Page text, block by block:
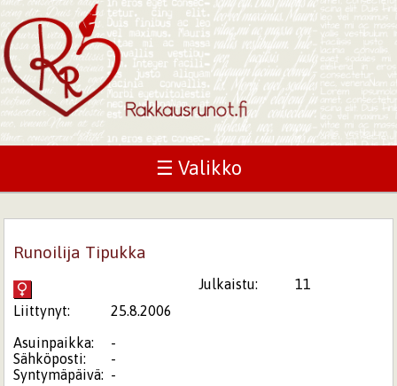
☰ Valikko
Runoilija Tipukka
Julkaistu:
11
Liittynyt:
25.8.2006
Asuinpaikka:
-
Sähköposti:
-
Syntymäpäivä: -